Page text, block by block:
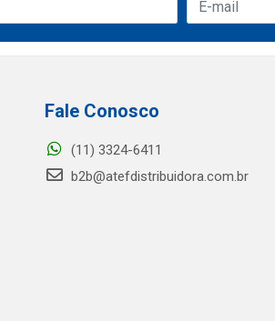
Fale Conosco
(11) 3324-6411
b2b@atefdistribuidora.com.br